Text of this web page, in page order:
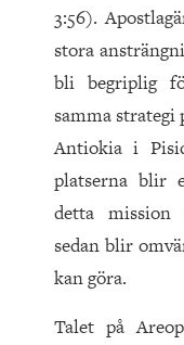
3:56).
stora
bli begriplig
samma strategi
Antiokia i
platserna blir
detta
sedan blir
kan göra.
Talet på